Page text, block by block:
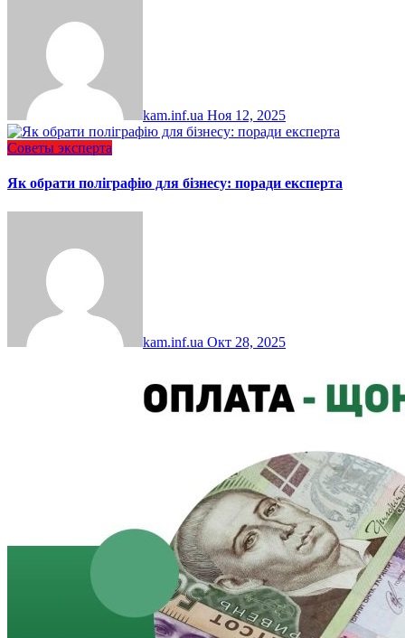
kam.inf.ua Ноя 12, 2025
Советы эксперта
Як обрати поліграфію для бізнесу: поради експерта
kam.inf.ua Окт 28, 2025